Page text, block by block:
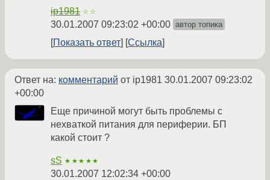
ip1981 ☆☆
30.01.2007 09:23:02 +00:00 автор топика
Показать ответ Ссылка
Ответ на: комментарий от ip1981 30.01.2007 09:23:02
+00:00
Еще причиной могут быть проблемы с
нехваткой питания для периферии. БП
какой стоит ?
sS ★★★★★
30.01.2007 12:02:34 +00:00